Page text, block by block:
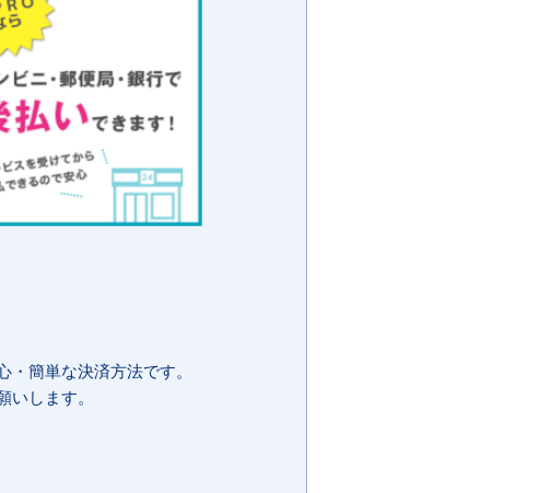
簡単な決済方法です。
します。